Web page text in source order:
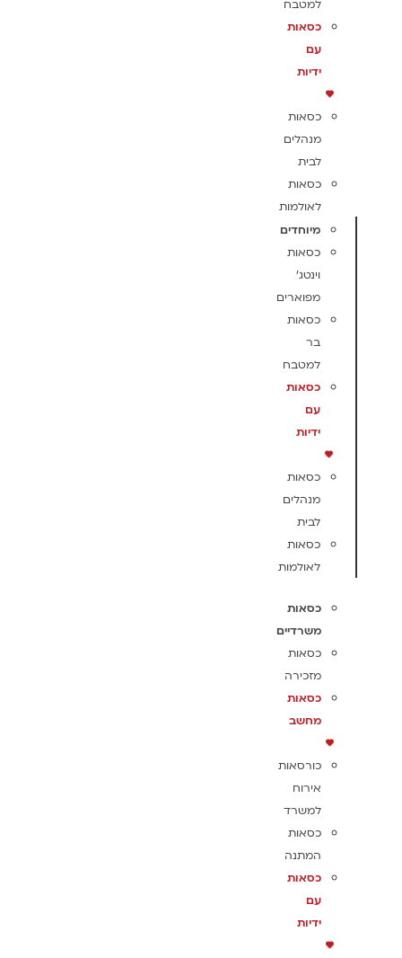
למטבח
כסאות
עם
ידיות
כסאות
מנהלים
לבית
כסאות
לאולמות
מיוחדים
כסאות
וינטג'
מפוארים
כסאות
בר
למטבח
כסאות
עם
ידיות
כסאות
מנהלים
לבית
כסאות
לאולמות
כסאות
משרדיים
כסאות
מזכירה
כסאות
מחשב
כורסאות
אירוח
למשרד
כסאות
המתנה
כסאות
עם
ידיות